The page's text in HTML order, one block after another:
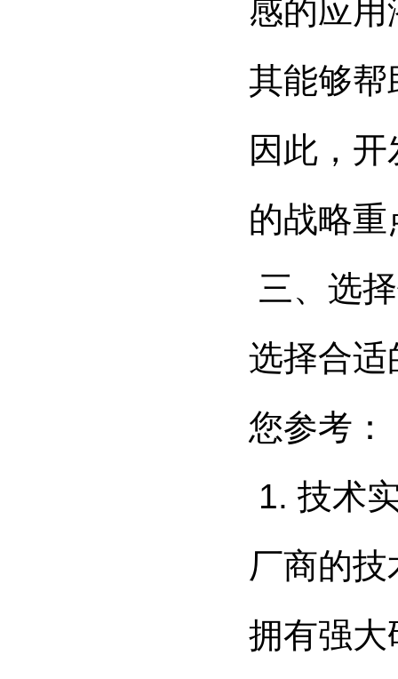
感的应
其能够帮
因此，
的战略重
三、选
选择合适
您参考：
1. 技术
厂商的
拥有强大